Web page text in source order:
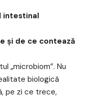
intestinal
și de ce contează
„microbiom”. Nu
biologică
pe zi ce trece,